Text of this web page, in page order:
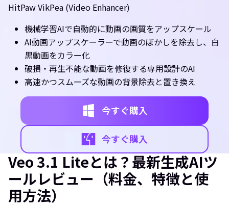
HitPaw VikPea (Video Enhancer)
機械学習AIで自動的に動画の画質をアップスケール
AI動画アップスケーラーで動画のぼかしを除去し、白
黒動画をカラー化
破損・再生不能な動画を修復する専用設計のAI
高速かつスムーズな動画の背景除去と置き換え
今すぐ購入
今すぐ購入
Veo 3.1 Liteとは？最新生成AIツ
ールレビュー（料金、特徴と使
用方法）